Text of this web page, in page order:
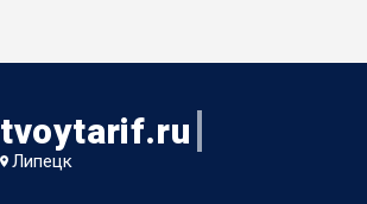
tvoytarif.ru
Липецк